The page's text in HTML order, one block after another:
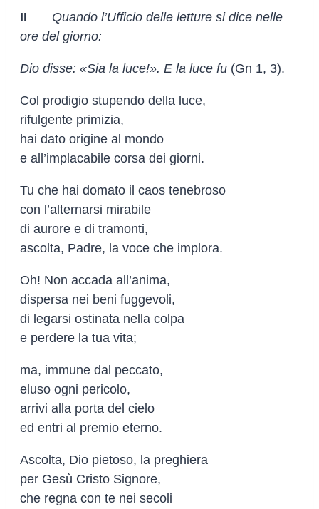
II Quando l’Ufficio delle letture si dice nelle
ore del giorno:
Dio disse: «Sia la luce!». E la luce fu (Gn 1, 3).
Col prodigio stupendo della luce,
rifulgente primizia,
hai dato origine al mondo
e all’implacabile corsa dei giorni.
Tu che hai domato il caos tenebroso
con l’alternarsi mirabile
di aurore e di tramonti,
ascolta, Padre, la voce che implora.
Oh! Non accada all’anima,
dispersa nei beni fuggevoli,
di legarsi ostinata nella colpa
e perdere la tua vita;
ma, immune dal peccato,
eluso ogni pericolo,
arrivi alla porta del cielo
ed entri al premio eterno.
Ascolta, Dio pietoso, la preghiera
per Gesù Cristo Signore,
che regna con te nei secoli